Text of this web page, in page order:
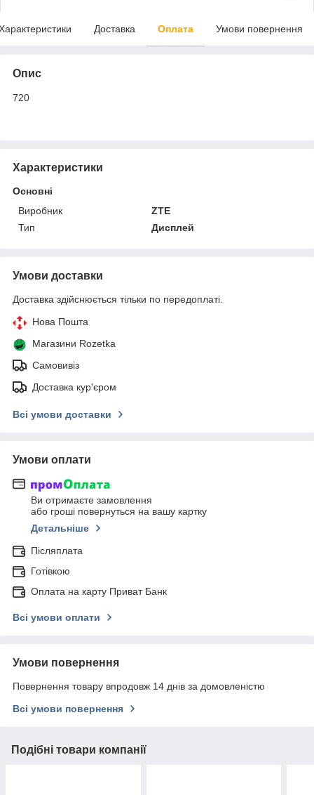
Доставка Оплата Умови повернення
Опис
720
Характеристики
Основні
Виробник
ZTE
Тип
Дисплей
Умови доставки
Доставка здійснюється тільки по передоплаті.
Нова Пошта
Магазини Rozetka
Самовивіз
Доставка кур'єром
Всі умови доставки
Умови оплати
Ви отримаєте замовлення
або гроші повернуться на вашу картку
Детальніше
Післяплата
Готівкою
Оплата на карту Приват Банк
Всі умови оплати
Умови повернення
Повернення товару впродовж 14 днів за домовленістю
Всі умови повернення
Подібні товари компанії